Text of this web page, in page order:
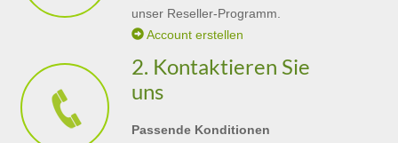
unser Reseller-Programm.
Account erstellen
2. Kontaktieren Sie
uns
Passende Konditionen